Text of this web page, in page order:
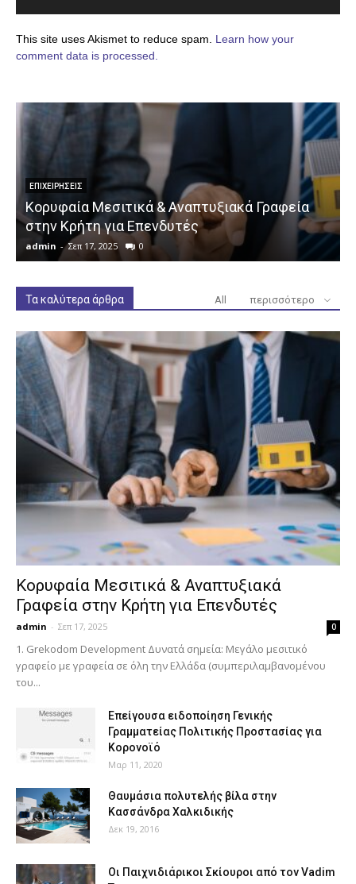
This site uses Akismet to reduce spam. Learn how your
comment data is processed.
ΕΠΙΧΕΙΡΉΣΕΙΣ
Κορυφαία Μεσιτικά & Αναπτυξιακά Γραφεία
στην Κρήτη για Επενδυτές
admin - Σεπ 17, 2025 0
Τα καλύτερα άρθρα All περισσότερο
Κορυφαία Μεσιτικά & Αναπτυξιακά
Γραφεία στην Κρήτη για Επενδυτές
admin - Σεπ 17, 2025 0
1. Grekodom Development Δυνατά σημεία: Μεγάλο μεσιτικό
γραφείο με γραφεία σε όλη την Ελλάδα (συμπεριλαμβανομένου
του...
Επείγουσα ειδοποίηση Γενικής
Γραμματείας Πολιτικής Προστασίας για
Κορονοϊό
Μαρ 11, 2020
Θαυμάσια πολυτελής βίλα στην
Κασσάνδρα Χαλκιδικής
Δεκ 19, 2016
Οι Παιχνιδιάρικοι Σκίουροι από τον Vadim